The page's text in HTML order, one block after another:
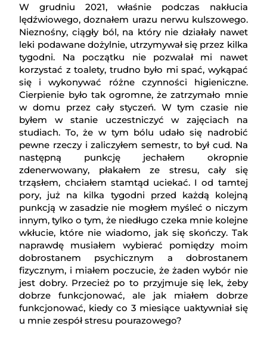
W grudniu 2021, właśnie podczas nakłucia
lędźwiowego, doznałem urazu nerwu kulszowego.
Nieznośny, ciągły ból, na który nie działały nawet
leki podawane dożylnie, utrzymywał się przez kilka
tygodni. Na początku nie pozwalał mi nawet
korzystać z toalety, trudno było mi spać, wykąpać
się i wykonywać różne czynności higieniczne.
Cierpienie było tak ogromne, że zatrzymało mnie
w domu przez cały styczeń. W tym czasie nie
byłem w stanie uczestniczyć w zajęciach na
studiach. To, że w tym bólu udało się nadrobić
pewne rzeczy i zaliczyłem semestr, to był cud. Na
następną punkcję jechałem okropnie
zdenerwowany, płakałem ze stresu, cały się
trząsłem, chciałem stamtąd uciekać. I od tamtej
pory, już na kilka tygodni przed każdą kolejną
punkcją w zasadzie nie mogłem myśleć o niczym
innym, tylko o tym, że niedługo czeka mnie kolejne
wkłucie, które nie wiadomo, jak się skończy. Tak
naprawdę musiałem wybierać pomiędzy moim
dobrostanem psychicznym a dobrostanem
fizycznym, i miałem poczucie, że żaden wybór nie
jest dobry. Przecież po to przyjmuje się lek, żeby
dobrze funkcjonować, ale jak miałem dobrze
funkcjonować, kiedy co 3 miesiące uaktywniał się
u mnie zespół stresu pourazowego?